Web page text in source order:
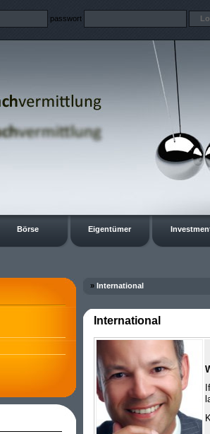
passwort
Börse Eigentümer
» International
International